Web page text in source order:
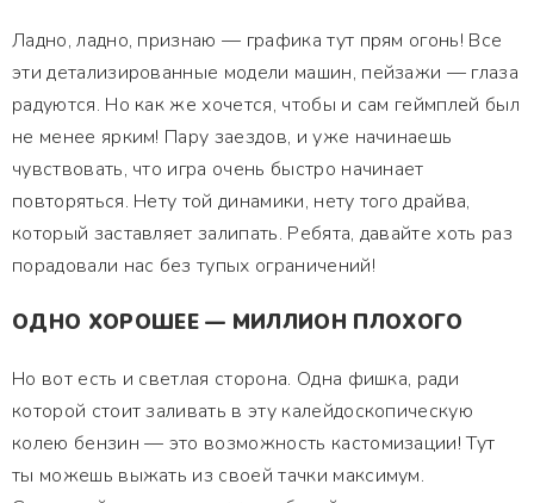
Ладно, ладно, признаю — графика тут прям огонь! Все
эти детализированные модели машин, пейзажи — глаза
радуются. Но как же хочется, чтобы и сам геймплей был
не менее ярким! Пару заездов, и уже начинаешь
чувствовать, что игра очень быстро начинает
повторяться. Нету той динамики, нету того драйва,
который заставляет залипать. Ребята, давайте хоть раз
порадовали нас без тупых ограничений!
ОДНО ХОРОШЕЕ — МИЛЛИОН ПЛОХОГО
Но вот есть и светлая сторона. Одна фишка, ради
которой стоит заливать в эту калейдоскопическую
колею бензин — это возможность кастомизации! Тут
ты можешь выжать из своей тачки максимум.